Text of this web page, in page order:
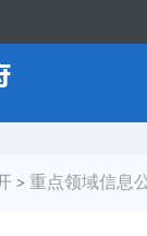
> 重点领域信息